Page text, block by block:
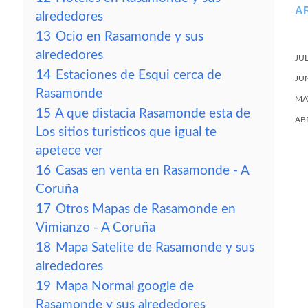
alrededores
13 Ocio en Rasamonde y sus
alrededores
14 Estaciones de Esqui cerca de
Rasamonde
15 A que distacia Rasamonde esta de
Los sitios turisticos que igual te
apetece ver
16 Casas en venta en Rasamonde - A
Coruña
17 Otros Mapas de Rasamonde en
Vimianzo - A Coruña
18 Mapa Satelite de Rasamonde y sus
alrededores
19 Mapa Normal google de
Rasamonde y sus alrededores